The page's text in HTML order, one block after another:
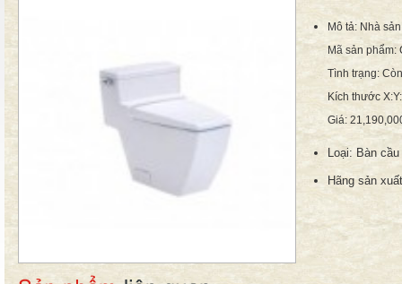
Mô tả: Nhà
Mã sản phẩm:
Tình trạng:
Kích thước
Giá:
Loại: Bàn
Hãng sản